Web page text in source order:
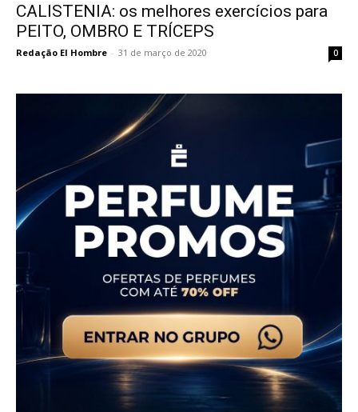
CALISTENIA: os melhores exercícios para
PEITO, OMBRO E TRÍCEPS
Redação El Hombre - 31 de março de 2020 0